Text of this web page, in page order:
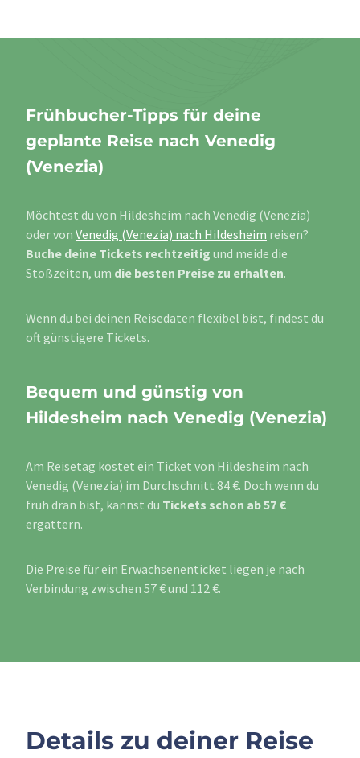
Frühbucher-Tipps für deine
geplante Reise nach Venedig
(Venezia)
Möchtest du von Hildesheim nach Venedig (Venezia)
oder von Venedig (Venezia) nach Hildesheim reisen?
Buche deine Tickets rechtzeitig und meide die
Stoßzeiten, um die besten Preise zu erhalten.
Wenn du bei deinen Reisedaten flexibel bist, findest du
oft günstigere Tickets.
Bequem und günstig von
Hildesheim nach Venedig (Venezia)
Am Reisetag kostet ein Ticket von Hildesheim nach
Venedig (Venezia) im Durchschnitt 84 €. Doch wenn du
früh dran bist, kannst du Tickets schon ab 57 €
ergattern.
Die Preise für ein Erwachsenenticket liegen je nach
Verbindung zwischen 57 € und 112 €.
Details zu deiner Reise